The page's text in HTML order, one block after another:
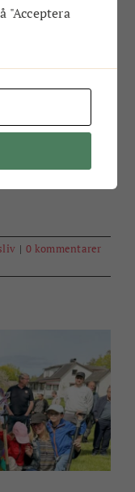
finns
| 0 kommentarer
"Acceptera